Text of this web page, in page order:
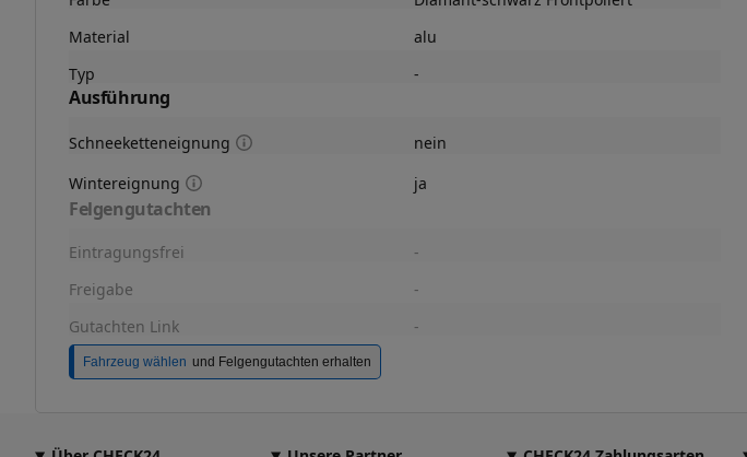
Material
alu
Typ
-
Ausführung
Schneeketteneignung
nein
Wintereignung
ja
Felgengutachten
Eintragungsfrei
-
Freigabe
-
Gutachten Link
-
Fahrzeug wählen und Felgengutachten erhalten